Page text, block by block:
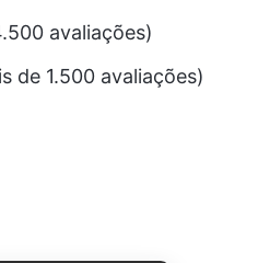
avaliações)
de 1.500 avaliações)